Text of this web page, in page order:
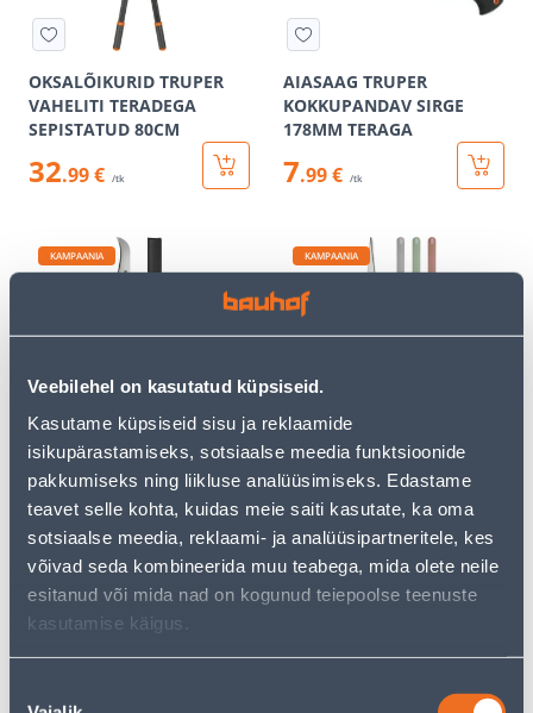
Veebilehel on kasutatud küpsiseid.
Kasutame küpsiseid sisu ja reklaamide
isikupärastamiseks, sotsiaalse meedia funktsioonide
pakkumiseks ning liikluse analüüsimiseks. Edastame
teavet selle kohta, kuidas meie saiti kasutate, ka oma
sotsiaalse meedia, reklaami- ja analüüsipartneritele, kes
võivad seda kombineerida muu teabega, mida olete neile
esitanud või mida nad on kogunud teiepoolse teenuste
kasutamise käigus.
OKSALÕIKURID TRUPER
VAHELITI TERADEGA
SEPISTATUD 80CM
32.99 € /tk
AIASAAG TRUPER
KOKKUPANDAV SIRGE
178MM TERAGA
7.99 € /tk
KAMPAANIA
NUGA GARDENA
HOIDIKUGA VEGGIECUT
16
KAMPAANIA
KÄÄRIDE KOMPLEKT
GARDENA FRESHCUT
20
KAMPAANIA KAMPAANIA